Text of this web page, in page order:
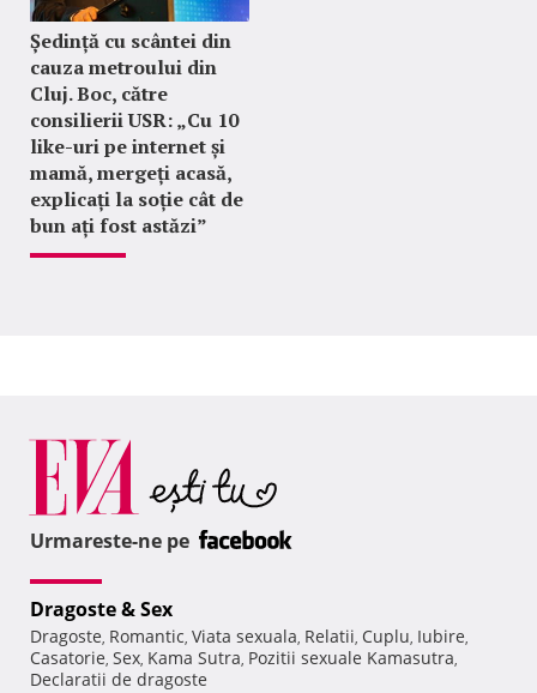
Ședință cu scântei din
cauza metroului din
Cluj. Boc, către
consilierii USR: „Cu 10
like-uri pe internet și
mamă, mergeți acasă,
explicați la soție cât de
bun ați fost astăzi”
Urmareste-ne pe
Dragoste & Sex
Dragoste, Romantic, Viata sexuala, Relatii, Cuplu, Iubire,
Casatorie, Sex, Kama Sutra, Pozitii sexuale Kamasutra,
Declaratii de dragoste